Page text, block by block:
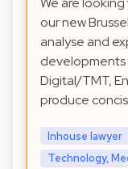
our new
analyse and
developments
Digital/TMT,
produce
Inhouse lawyer
Technology,